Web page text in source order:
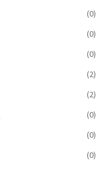
(0)
(0)
(0)
(2)
(2)
(0)
(0)
(0)